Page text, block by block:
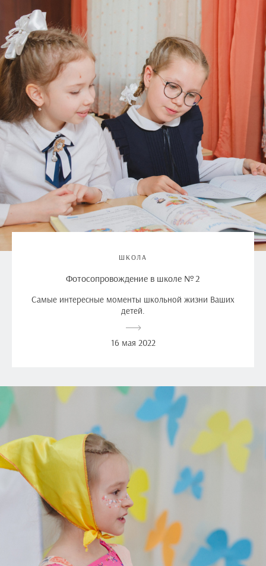
ШКОЛА
Фотосопровождение в школе № 2
Самые интересные моменты школьной жизни Ваших
детей.
16 мая 2022